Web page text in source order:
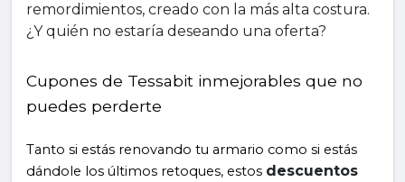
remordimientos, creado con la más alta costura.
¿Y quién no estaría deseando una oferta?
Cupones de Tessabit inmejorables que no
puedes perderte
Tanto si estás renovando tu armario como si estás
dándole los últimos retoques, estos descuentos